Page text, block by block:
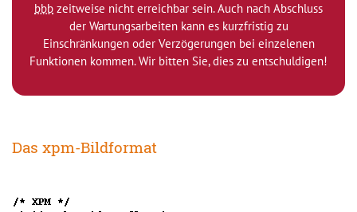
bbb zeitweise nicht erreichbar sein. Auch nach Abschluss
der Wartungsarbeiten kann es kurzfristig zu
Einschränkungen oder Verzögerungen bei einzelenen
Funktionen kommen. Wir bitten Sie, dies zu entschuldigen!
Das xpm-Bildformat